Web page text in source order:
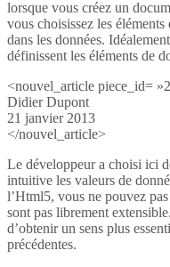
lorsque vous créez un
vous choisissez les
dans les données.
définissent les éléments de
<nouvel_article piece_id=
Didier Dupont
21 janvier 2013
</nouvel_article>
Le développeur a choisi ici
intuitive les valeurs de
l’Html5, vous ne pouvez
sont pas librement
d’obtenir un sens plus
précédentes.